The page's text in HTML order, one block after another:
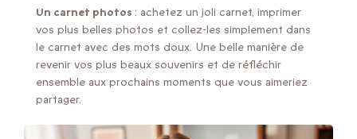
Un carnet photos : achetez un joli carnet, imprimer
vos plus belles photos et collez-les simplement dans
le carnet avec des mots doux. Une belle manière de
revenir vos plus beaux souvenirs et de réfléchir
ensemble aux prochains moments que vous aimeriez
partager.